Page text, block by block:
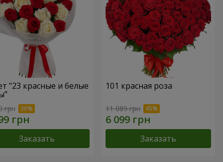
"23 красные и белые
грн
Заказать
101 красная роза
11 089 грн
Заказать